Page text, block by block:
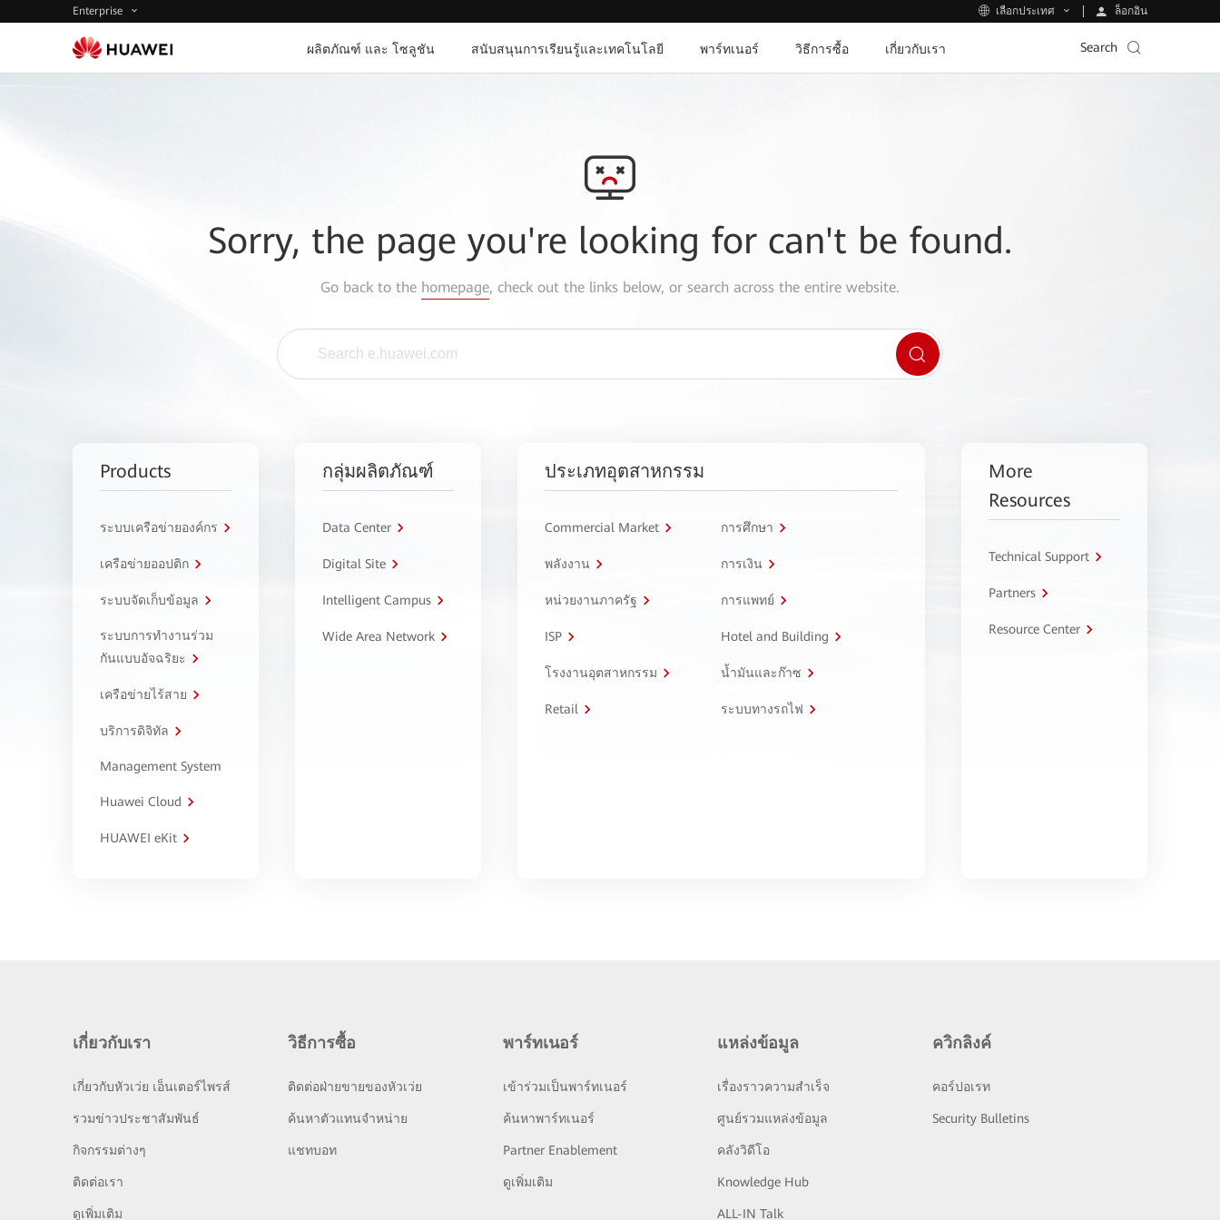
Enterprise เลือกประเทศ ล็อกอิน
ผลิตภัณฑ์ และ โซลูชัน สนับสนุนการเรียนรู้และเทคโนโลยี พาร์ทเนอร์ วิธีการซื้อ เกี่ยวกับเรา Search
Sorry, the page you're looking for can't be found.
Go back to the homepage, check out the links below, or search across the entire website.
Products
ระบบเครือข่ายองค์กร
เครือข่ายออปติก
ระบบจัดเก็บข้อมูล
ระบบการทำงานร่วม
กันแบบอัจฉริยะ
เครือข่ายไร้สาย
บริการดิจิทัล
Management System
Huawei Cloud
HUAWEI eKit
กลุ่มผลิตภัณฑ์
Data Center
Digital Site
Intelligent Campus
Wide Area Network
ประเภทอุตสาหกรรม
Commercial Market การศึกษา
พลังงาน การเงิน
หน่วยงานภาครัฐ การแพทย์
ISP Hotel and Building
โรงงานอุตสาหกรรม น้ำมันและก๊าซ
Retail ระบบทางรถไฟ
More
Resources
Technical Support
Partners
Resource Center
เกี่ยวกับเรา
เกี่ยวกับหัวเว่ย เอ็นเตอร์ไพรส์
รวมข่าวประชาสัมพันธ์
กิจกรรมต่างๆ
ติดต่อเรา
ดูเพิ่มเติม
วิธีการซื้อ
ติดต่อฝ่ายขายของหัวเว่ย
ค้นหาตัวแทนจำหน่าย
แชทบอท
พาร์ทเนอร์
เข้าร่วมเป็นพาร์ทเนอร์
ค้นหาพาร์ทเนอร์
Partner Enablement
ดูเพิ่มเติม
แหล่งข้อมูล
เรื่องราวความสำเร็จ
ศูนย์รวมแหล่งข้อมูล
คลังวิดีโอ
Knowledge Hub
ALL-IN Talk
ควิกลิงค์
คอร์ปอเรท
Security Bulletins